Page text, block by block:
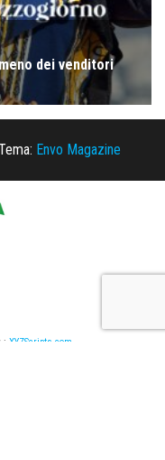
Envo Magazine
: XYZScripts.com